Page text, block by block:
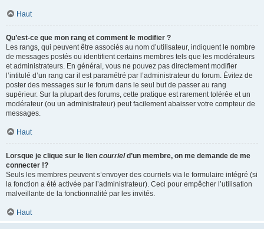
Haut
Qu’est-ce que mon rang et comment le modifier ?
Les rangs, qui peuvent être associés au nom d’utilisateur, indiquent le nombre
de messages postés ou identifient certains membres tels que les modérateurs
et administrateurs. En général, vous ne pouvez pas directement modifier
l’intitulé d’un rang car il est paramétré par l’administrateur du forum. Évitez de
poster des messages sur le forum dans le seul but de passer au rang
supérieur. Sur la plupart des forums, cette pratique est rarement tolérée et un
modérateur (ou un administrateur) peut facilement abaisser votre compteur de
messages.
Haut
Lorsque je clique sur le lien courrield’un membre, on me demande de me
connecter !?
Seuls les membres peuvent s’envoyer des courriels via le formulaire intégré (si
la fonction a été activée par l’administrateur). Ceci pour empêcher l’utilisation
malveillante de la fonctionnalité par les invités.
Haut